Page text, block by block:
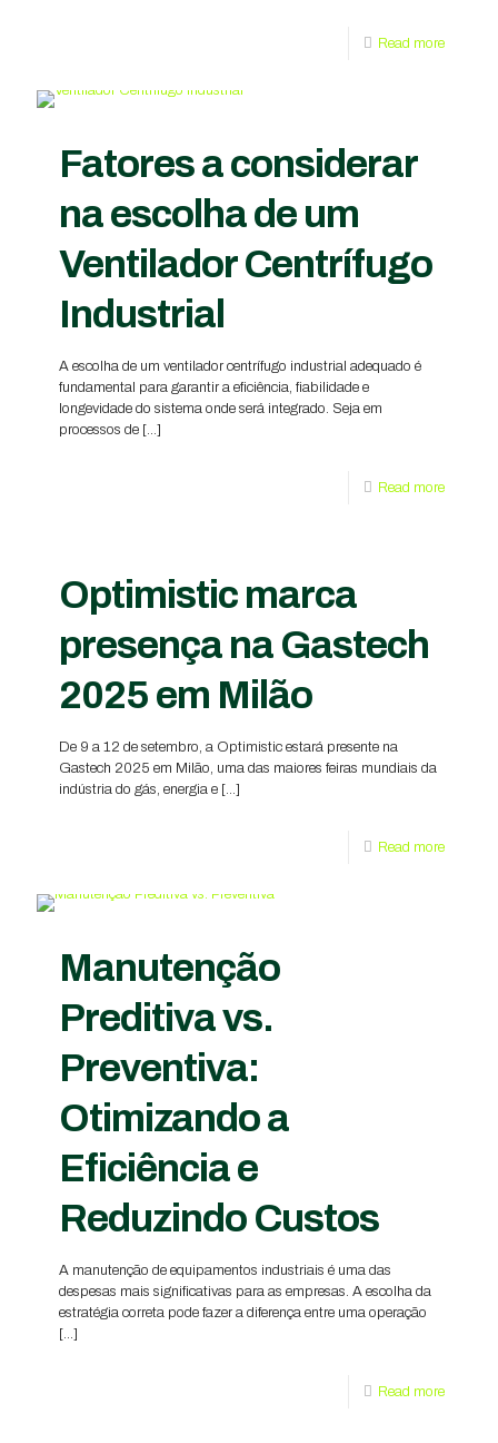
Read more
Fatores a considerar
na escolha de um
Ventilador Centrífugo
Industrial
A escolha de um ventilador centrífugo industrial adequado é
fundamental para garantir a eficiência, fiabilidade e
longevidade do sistema onde será integrado. Seja em
processos de […]
Read more
Optimistic marca
presença na Gastech
2025 em Milão
De 9 a 12 de setembro, a Optimistic estará presente na
Gastech 2025 em Milão, uma das maiores feiras mundiais da
indústria do gás, energia e […]
Read more
Manutenção
Preditiva vs.
Preventiva:
Otimizando a
Eficiência e
Reduzindo Custos
A manutenção de equipamentos industriais é uma das
despesas mais significativas para as empresas. A escolha da
estratégia correta pode fazer a diferença entre uma operação
[…]
Read more